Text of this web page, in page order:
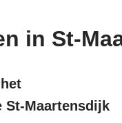
in St-
St-Maartensdijk